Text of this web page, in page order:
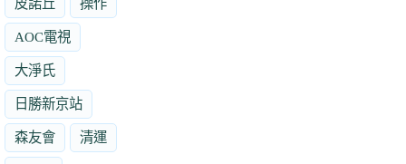
皮諾丘 操作
AOC電視
大淨氏
日勝新京站
森友會 清運